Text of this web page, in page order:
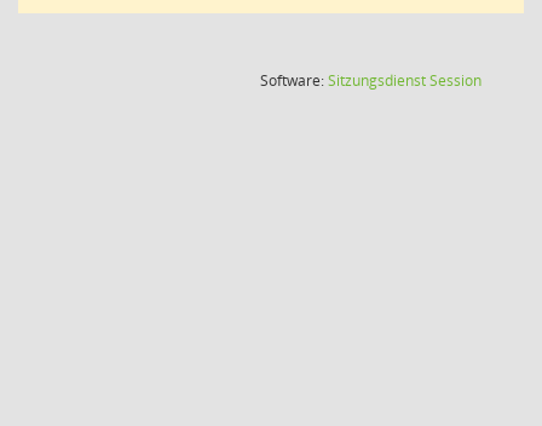
Software:SitzungsdienstSession(Wird in